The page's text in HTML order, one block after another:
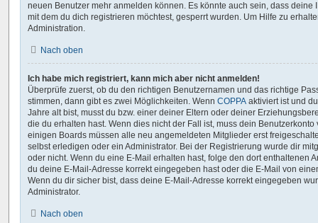
neuen Benutzer mehr anmelden können. Es könnte auch sein, dass deine
mit dem du dich registrieren möchtest, gesperrt wurden. Um Hilfe zu
Administration.
Nach oben
Ich habe mich registriert, kann mich aber nicht anmelden!
Überprüfe zuerst, ob du den richtigen Benutzernamen und das richtige
stimmen, dann gibt es zwei Möglichkeiten. Wenn COPPA aktiviert ist und
Jahre alt bist, musst du bzw. einer deiner Eltern oder deiner
die du erhalten hast. Wenn dies nicht der Fall ist, muss dein
einigen Boards müssen alle neu angemeldeten Mitglieder erst
selbst erledigen oder ein Administrator. Bei der Registrierung wurde dir
oder nicht. Wenn du eine E-Mail erhalten hast, folge den dort enthaltenen
du deine E-Mail-Adresse korrekt eingegeben hast oder die E-Mail von
Wenn du dir sicher bist, dass deine E-Mail-Adresse korrekt eingegeben
Administrator.
Nach oben